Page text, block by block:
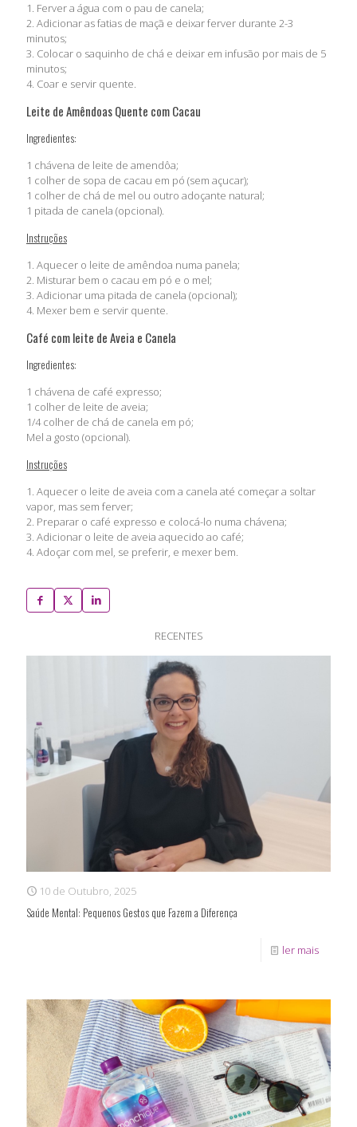
1. Ferver a água com o pau de canela;
2. Adicionar as fatias de maçã e deixar ferver durante 2-3
minutos;
3. Colocar o saquinho de chá e deixar em infusão por mais de 5
minutos;
4. Coar e servir quente.
Leite de Amêndoas Quente com Cacau
Ingredientes:
1 chávena de leite de amendôa;
1 colher de sopa de cacau em pó (sem açucar);
1 colher de chá de mel ou outro adoçante natural;
1 pitada de canela (opcional).
Instruções
1. Aquecer o leite de amêndoa numa panela;
2. Misturar bem o cacau em pó e o mel;
3. Adicionar uma pitada de canela (opcional);
4. Mexer bem e servir quente.
Café com leite de Aveia e Canela
Ingredientes:
1 chávena de café expresso;
1 colher de leite de aveia;
1/4 colher de chá de canela em pó;
Mel a gosto (opcional).
Instruções
1. Aquecer o leite de aveia com a canela até começar a soltar
vapor, mas sem ferver;
2. Preparar o café expresso e colocá-lo numa chávena;
3. Adicionar o leite de aveia aquecido ao café;
4. Adoçar com mel, se preferir, e mexer bem.
RECENTES
10 de Outubro, 2025
Saúde Mental: Pequenos Gestos que Fazem a Diferença
ler mais